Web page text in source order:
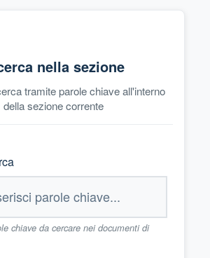
nella sezione
tramite parole chiave all'interno
della sezione corrente
chiave da cercare nei documenti di